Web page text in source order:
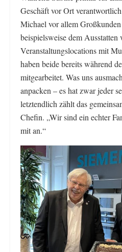
Geschäft vor Ort
Michael vor allem
beispielsweise dem Ausstatten
Veranstaltungslocations mit
haben beide bereits während
mitgearbeitet. Was uns
anpacken – es hat zwar jeder
letztendlich zählt das
Chefin. „Wir sind ein echter
mit an.“